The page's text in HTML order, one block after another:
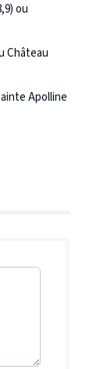
ou
Château
Apolline